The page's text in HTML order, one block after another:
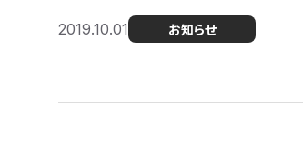
2019.10.01 お知らせ